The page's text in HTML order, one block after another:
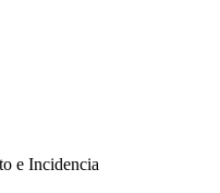
e Incidencia